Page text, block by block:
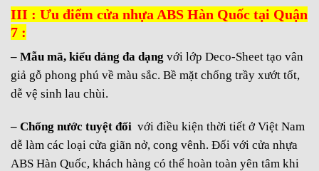
III : Ưu điểm cửa nhựa ABS Hàn Quốc tại Quận
7 :
– Mẫu mã, kiểu dáng đa dạng với lớp Deco-Sheet tạo vân
giả gỗ phong phú về màu sắc. Bề mặt chống trầy xướt tốt,
dễ vệ sinh lau chùi.
– Chống nước tuyệt đối với điều kiện thời tiết ở Việt Nam
dễ làm các loại cửa giãn nở, cong vênh. Đối với cửa nhựa
ABS Hàn Quốc, khách hàng có thể hoàn toàn yên tâm khi